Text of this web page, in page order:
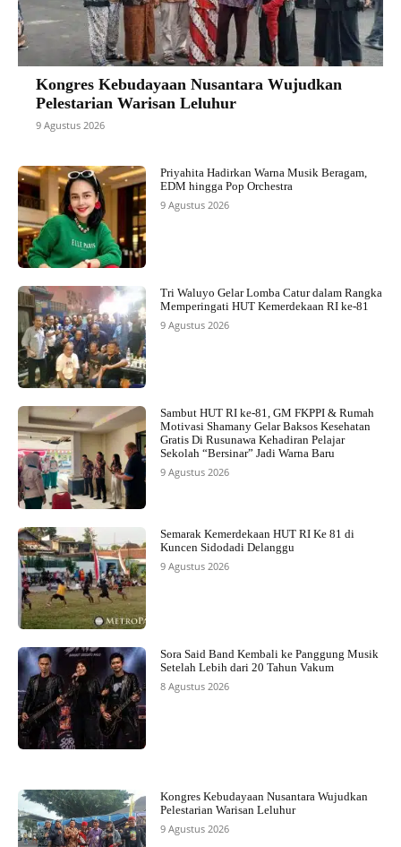
Kongres Kebudayaan Nusantara Wujudkan
Pelestarian Warisan Leluhur
9 Agustus 2026
Priyahita Hadirkan Warna Musik Beragam,
EDM hingga Pop Orchestra
9 Agustus 2026
Tri Waluyo Gelar Lomba Catur dalam Rangka
Memperingati HUT Kemerdekaan RI ke-81
9 Agustus 2026
Sambut HUT RI ke-81, GM FKPPI & Rumah
Motivasi Shamany Gelar Baksos Kesehatan
Gratis Di Rusunawa Kehadiran Pelajar
Sekolah “Bersinar” Jadi Warna Baru
9 Agustus 2026
Semarak Kemerdekaan HUT RI Ke 81 di
Kuncen Sidodadi Delanggu
9 Agustus 2026
Sora Said Band Kembali ke Panggung Musik
Setelah Lebih dari 20 Tahun Vakum
8 Agustus 2026
Kongres Kebudayaan Nusantara Wujudkan
Pelestarian Warisan Leluhur
9 Agustus 2026